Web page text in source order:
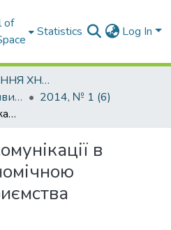
of
Statistics Log In
НАУКОВІ ВИДАННЯ ХНАДУ
Проблеми і перспективи розвитку підприємництва
2014, № 1 (6)
Інформація та комунікації в управлінні економічною безпекою підприємства
в